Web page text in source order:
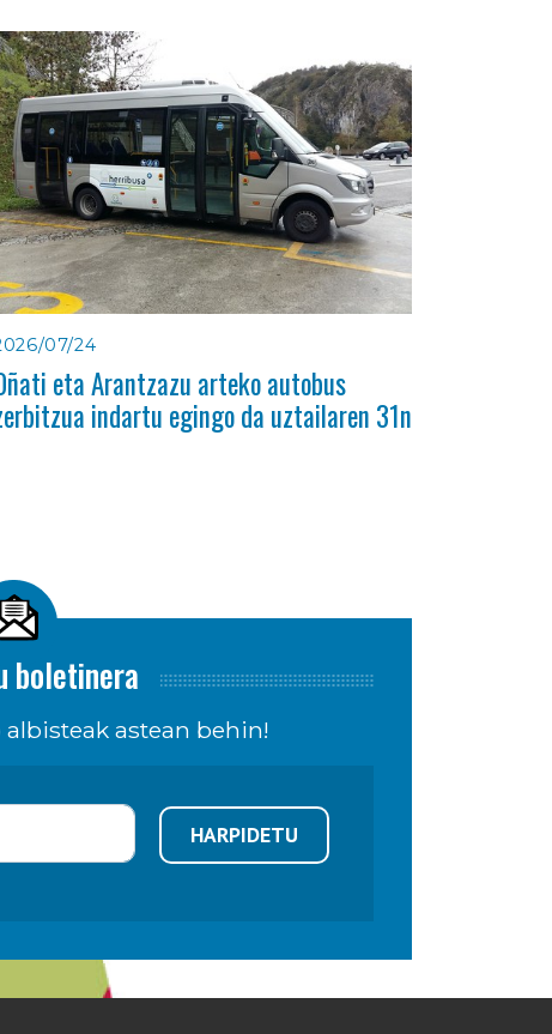
07/24
eta Arantzazu arteko autobus
indartu egingo da uztailaren 31n
boletinera
astean behin!
HARPIDETU